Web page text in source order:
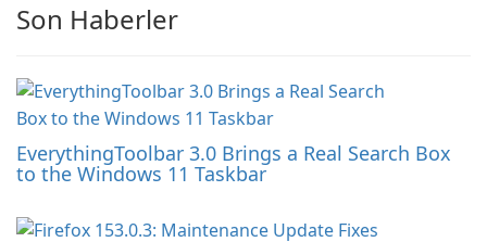
Son Haberler
EverythingToolbar 3.0 Brings a Real Search Box
to the Windows 11 Taskbar